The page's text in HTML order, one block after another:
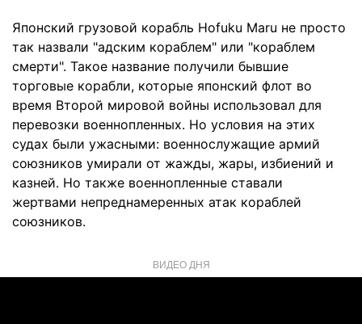
Японский грузовой корабль Hofuku Maru не просто
так назвали "адским кораблем" или "кораблем
смерти". Такое название получили бывшие
торговые корабли, которые японский флот во
время Второй мировой войны использовал для
перевозки военнопленных. Но условия на этих
судах были ужасными: военнослужащие армий
союзников умирали от жажды, жары, избиений и
казней. Но также военнопленные ставали
жертвами непреднамеренных атак кораблей
союзников.
ВИДЕО ДНЯ